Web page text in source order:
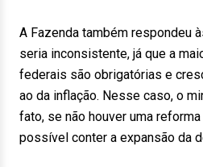
A Fazenda também respondeu
seria inconsistente, já que a
federais são obrigatórias e
ao da inflação. Nesse caso, o
fato, se não houver uma
possível conter a expansão da